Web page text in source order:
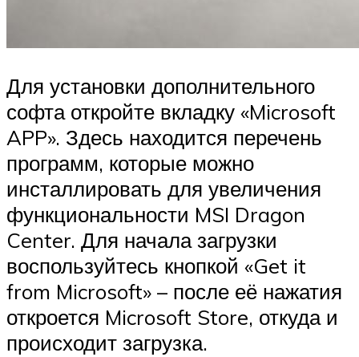
Для установки дополнительного
софта откройте вкладку «Microsoft
APP». Здесь находится перечень
программ, которые можно
инсталлировать для увеличения
функциональности MSI Dragon
Center. Для начала загрузки
воспользуйтесь кнопкой «Get it
from Microsoft» – после её нажатия
откроется Microsoft Store, откуда и
происходит загрузка.